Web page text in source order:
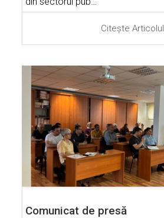
Citește Articolul
Comunicat de presă